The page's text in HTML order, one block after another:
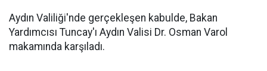
Aydın Valiliği'nde gerçekleşen kabulde, Bakan
Yardımcısı Tuncay'ı Aydın Valisi Dr. Osman Varol
makamında karşıladı.